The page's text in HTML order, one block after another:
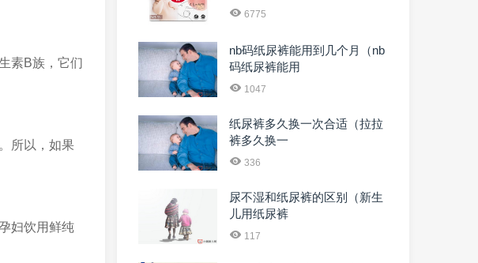
素B族，它们
所以，如果
妇饮用鲜纯
6775
nb码纸尿裤能用到几个月（nb
码纸尿裤能用
1047
纸尿裤多久换一次合适（拉拉
裤多久换一
336
尿不湿和纸尿裤的区别（新生
儿用纸尿裤
117